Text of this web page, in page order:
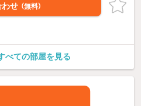
わせ （無料）
べての部屋を見る